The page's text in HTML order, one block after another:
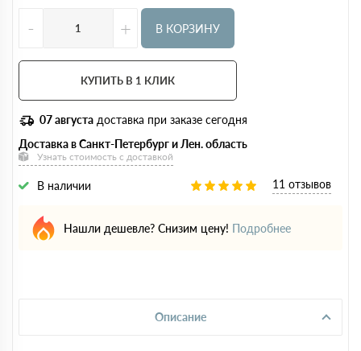
- + В КОРЗИНУ
КУПИТЬ В 1 КЛИК
07 августа доставка при заказе сегодня
Доставка в Санкт-Петербург и Лен. область
Узнать стоимость с доставкой
В наличии 11 отзывов
Нашли дешевле? Снизим цену! Подробнее
Описание